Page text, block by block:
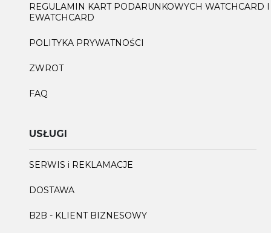
REGULAMIN KART PODARUNKOWYCH WATCHCARD I
EWATCHCARD
POLITYKA PRYWATNOŚCI
ZWROT
FAQ
USŁUGI
SERWIS i REKLAMACJE
DOSTAWA
B2B - KLIENT BIZNESOWY